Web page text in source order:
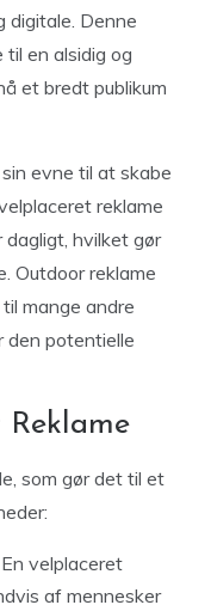
digitale. Denne
en alsidig og
et bredt publikum
evne til at skabe
reklame
hvilket gør
Outdoor reklame
mange andre
den potentielle
som gør det til et
En velplaceret
af mennesker